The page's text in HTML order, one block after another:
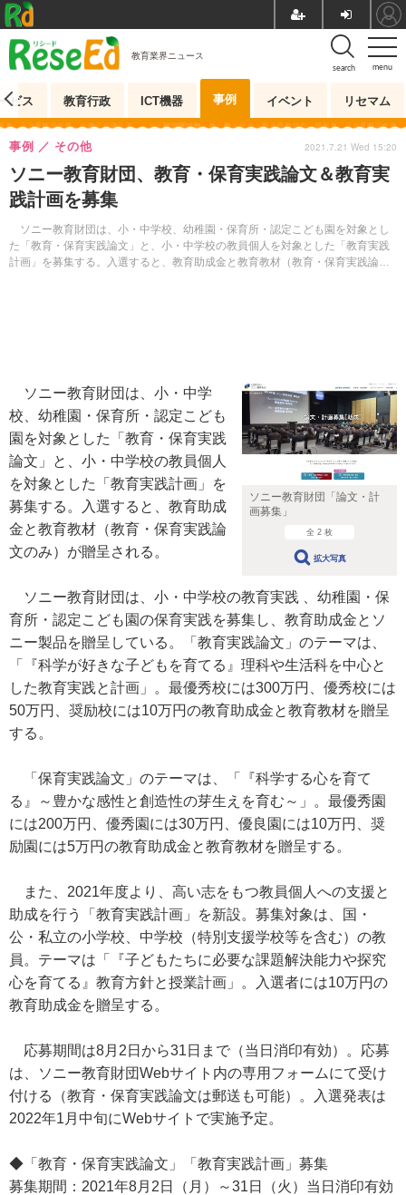
menu
search
教育業界ニュース
ビス 教育行政 ICT機器 事例 イベント リセマム
ソニー教育財団、教育・保育実践論文＆教育実
践計画を募集
ソニー教育財団は、小・中学校、幼稚園・保育所・認定こども園を対象とし
た「教育・保育実践論文」と、小・中学校の教員個人を対象とした「教育実践
計画」を募集する。入選すると、教育助成金と教育教材（教育・保育実践論文
事例 その他 2021.7.21 Wed 15:20
ソニー教育財団「論文・計
画募集」
全 2 枚
拡大写真
ソニー教育財団は、小・中学
校、幼稚園・保育所・認定こども
園を対象とした「教育・保育実践
論文」と、小・中学校の教員個人
を対象とした「教育実践計画」を
募集する。入選すると、教育助成
金と教育教材（教育・保育実践論
文のみ）が贈呈される。
ソニー教育財団は、小・中学校の教育実践 、幼稚園・保
育所・認定こども園の保育実践を募集し、教育助成金とソ
ニー製品を贈呈している。「教育実践論文」のテーマは、
「『科学が好きな子どもを育てる』理科や生活科を中心と
した教育実践と計画」。最優秀校には300万円、優秀校には
50万円、奨励校には10万円の教育助成金と教育教材を贈呈
する。
「保育実践論文」のテーマは、「『科学する心を育て
る』～豊かな感性と創造性の芽生えを育む～」。最優秀園
には200万円、優秀園には30万円、優良園には10万円、奨
励園には5万円の教育助成金と教育教材を贈呈する。
また、2021年度より、高い志をもつ教員個人への支援と
助成を行う「教育実践計画」を新設。募集対象は、国・
公・私立の小学校、中学校（特別支援学校等を含む）の教
員。テーマは「『子どもたちに必要な課題解決能力や探究
心を育てる』教育方針と授業計画」。入選者には10万円の
教育助成金を贈呈する。
応募期間は8月2日から31日まで（当日消印有効）。応募
は、ソニー教育財団Webサイト内の専用フォームにて受け
付ける（教育・保育実践論文は郵送も可能）。入選発表は
2022年1月中旬にWebサイトで実施予定。
◆「教育・保育実践論文」「教育実践計画」募集
募集期間：2021年8月2日（月）～31日（火）当日消印有効